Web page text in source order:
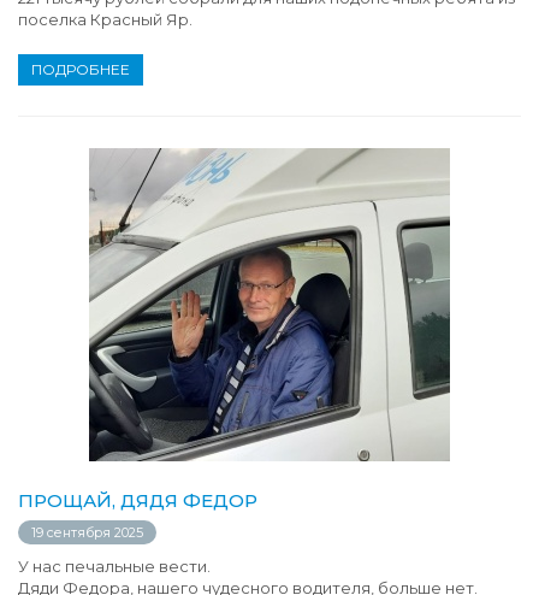
поселка Красный Яр.
ПОДРОБНЕЕ
ПРОЩАЙ, ДЯДЯ ФЕДОР
19 сентября 2025
У нас печальные вести.
Дяди Федора, нашего чудесного водителя, больше нет.